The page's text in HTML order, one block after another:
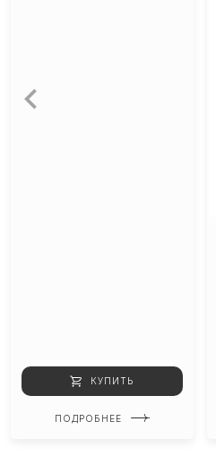
КУПИТЬ
ПОДРОБНЕЕ